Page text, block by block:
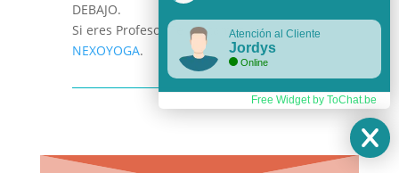
DEBAJO.
Si eres Profesor Te invitamos a
NEXOYOGA.
Atención al Cliente
Jordys
Online
Free Widget by ToChat.be